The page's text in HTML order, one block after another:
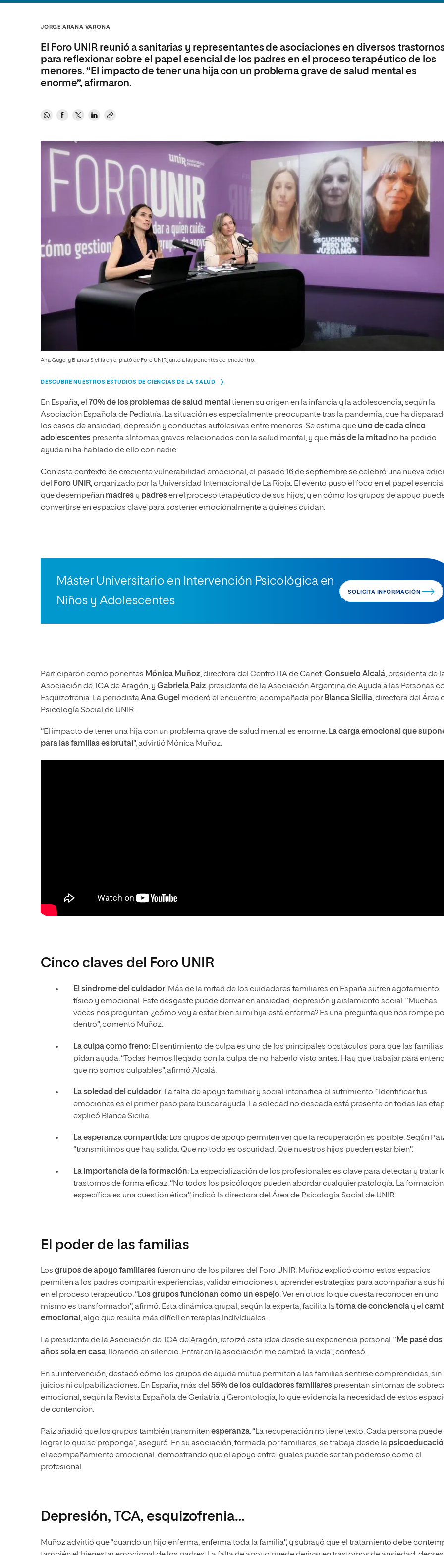
Diseño
Humanidades
Artes
Música
Máster Universitario en Enseñanza de Español
como Lengua Extranjera (ELE)
Ingeniería y Tecnología
Ciencias Sociales
Humanidades
Artes
JORGE ARANA VARONA
El Foro UNIR reunió a sanitarias y representantes de asociaciones en diversos trastornos
para reflexionar sobre el papel esencial de los padres en el proceso terapéutico de los
menores. “El impacto de tener una hija con un problema grave de salud mental es
enorme”, afirmaron.
Ana Gugel y Blanca Sicilia en el plató de Foro UNIR junto a las ponentes del encuentro.
DESCUBRE NUESTROS ESTUDIOS DE CIENCIAS DE LA SALUD
En España, el 70% de los problemas de salud mental tienen su origen en la infancia y la adolescencia, según la
Asociación Española de Pediatría. La situación es especialmente preocupante tras la pandemia, que ha
los casos de ansiedad, depresión y conductas autolesivas entre menores. Se estima que uno de cada cinco
adolescentes presenta síntomas graves relacionados con la salud mental, y que más de la mitad no ha pedido
ayuda ni ha hablado de ello con nadie.
Con este contexto de creciente vulnerabilidad emocional, el pasado 16 de septiembre se celebró una nueva
del
Foro UNIR, organizado por la Universidad Internacional de La Rioja. El evento puso el foco en el papel esencial
que desempeñan madres y padresen el proceso terapéutico de sus hijos, y en cómo los grupos de apoyo
convertirse en espacios clave para sostener emocionalmente a quienes cuidan.
Máster Universitario en Intervención Psicológica en
Niños y Adolescentes
SOLICITA INFORMACIÓN
Participaron como ponentes Mónica Muñoz, directora del Centro ITA de Canet;Consuelo Alcalá, presidenta de
Asociación de TCA de Aragón; y Gabriela Paiz, presidenta de la Asociación Argentina de Ayuda a las Personas
Esquizofrenia. La periodistaAna Gugel moderó el encuentro, acompañada por Blanca Sicilia, directora del Área
Psicología Social de UNIR.
“El impacto de tener una hija con un problema grave de salud mental es enorme. La carga emocional que
para las familias es brutal ”, advirtió Mónica Muñoz.
Cinco claves del Foro UNIR
El síndrome del cuidador: Más de la mitad de los cuidadores familiares en España sufren agotamiento
físico y emocional. Este desgaste puede derivar en ansiedad, depresión y aislamiento social. “Muchas
veces nos preguntan: ¿cómo voy a estar bien si mi hija está enferma? Es una pregunta que nos rompe
dentro”, comentó Muñoz.
La culpa como freno: El sentimiento de culpa es uno de los principales obstáculos para que las familias
pidan ayuda. “Todas hemos llegado con la culpa de no haberlo visto antes. Hay que trabajar para
que no somos culpables”, afirmó Alcalá.
La soledad del cuidador: La falta de apoyo familiar y social intensifica el sufrimiento. “Identificar tus
emociones es el primer paso para buscar ayuda. La soledad no deseada está presente en todas las
explicó Blanca Sicilia.
La esperanza compartida: Los grupos de apoyo permiten ver que la recuperación es posible. Según
“transmitimos que hay salida. Que no todo es oscuridad. Que nuestros hijos pueden estar bien”.
La importancia de la formación: La especialización de los profesionales es clave para detectar y tratar
trastornos de forma eficaz. “No todos los psicólogos pueden abordar cualquier patología. La formación
específica es una cuestión ética”, indicó la directora del Área de Psicología Social de UNIR.
El poder de las familias
Los grupos de apoyo familiaresfueron uno de los pilares del Foro UNIR. Muñoz explicó cómo estos espacios
permiten a los padres compartir experiencias, validar emociones y aprender estrategias para acompañar a sus
en el proceso terapéutico. “Los grupos funcionan como un espejo. Ver en otros lo que cuesta reconocer en uno
mismo es transformador”, afirmó. Esta dinámica grupal, según la experta, facilita latoma de conciencia y el
emocional , algo que resulta más difícil en terapias individuales.
La presidenta de la Asociación de TCA de Aragón, reforzó esta idea desde su experiencia personal. “Me pasé dos
años sola en casa, llorando en silencio. Entrar en la asociación me cambió la vida”, confesó.
En su intervención, destacó cómo los grupos de ayuda mutua permiten a las familias sentirse comprendidas, sin
juicios ni culpabilizaciones. En España, más del 55% de los cuidadores familiares presentan síntomas de
emocional, según la Revista Española de Geriatría y Gerontología, lo que evidencia la necesidad de estos
de contención.
Paiz añadió que los grupos también transmitenesperanza. “La recuperación no tiene texto. Cada persona puede
lograr lo que se proponga”, aseguró. En su asociación, formada por familiares, se trabaja desde la
el acompañamiento emocional, demostrando que el apoyo entre iguales puede ser tan poderoso como el
profesional.
Depresión, TCA, esquizofrenia…
Muñoz advirtió que “cuando un hijo enferma, enferma toda la familia”, y subrayó que el tratamiento debe